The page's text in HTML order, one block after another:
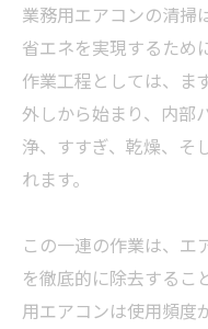
業務用エアコンの清掃
省エネを実現するため
作業工程としては、ま
外しから始まり、内部
浄、すすぎ、乾燥、そ
れます。
この一連の作業は、エ
を徹底的に除去するこ
用エアコンは使用頻度